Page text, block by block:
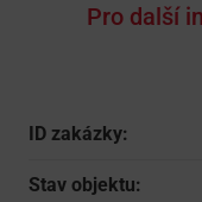
Pro další
ID zakázky:
Stav objektu: